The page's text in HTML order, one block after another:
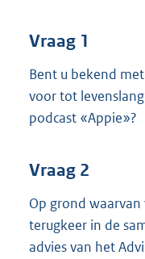
Vraag 1
Bent u bekend
voor tot
podcast «Appie»?
Vraag 2
Op grond
terugkeer in de
advies van het